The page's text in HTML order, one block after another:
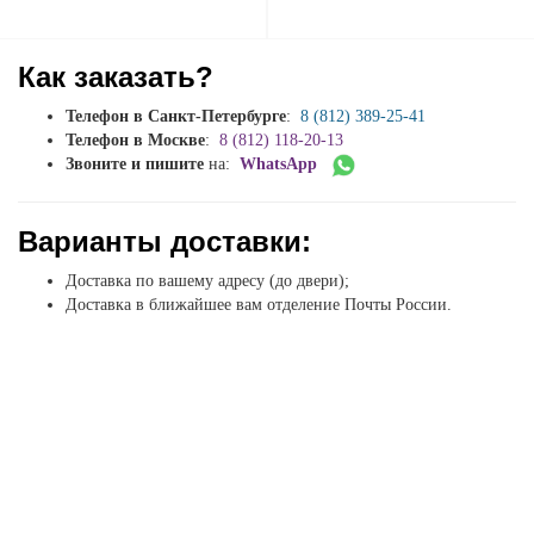
Как заказать?
Телефон в Санкт-Петербурге: 8 (812) 389-25-41
Телефон в Москве: 8 (812) 118-20-13
Звоните и пишите на: WhatsApp
Варианты доставки:
Доставка по вашему адресу (до двери);
Доставка в ближайшее вам отделение Почты России.